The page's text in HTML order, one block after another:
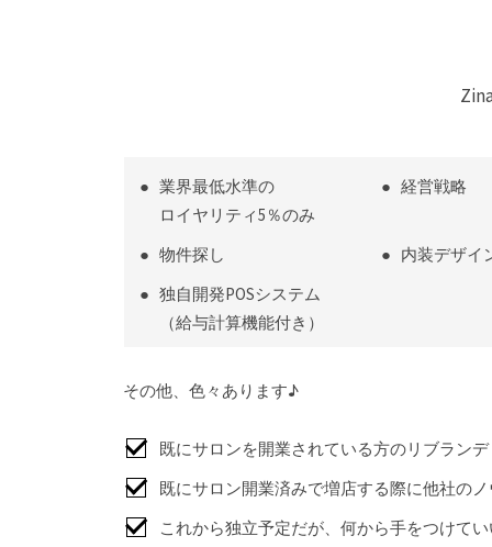
業界最低水準の
ロイヤリティ5％のみ
経営戦略
物件探し
内装デザイ
独自開発POSシステム
（給与計算機能付き）
その他、色々あります♪
既にサロンを開業されている方のリブラン
既にサロン開業済みで増店する際に他社の
これから独立予定だが、何から手をつけて